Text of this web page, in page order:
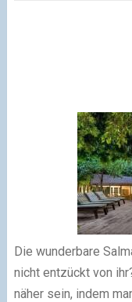
Die wunderbare
nicht entzückt von
näher sein, indem